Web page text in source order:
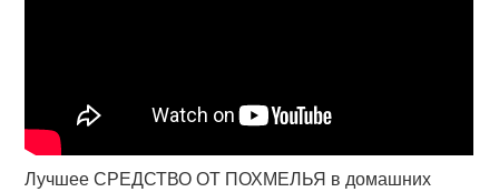
Лучшее СРЕДСТВО ОТ ПОХМЕЛЬЯ в домашних